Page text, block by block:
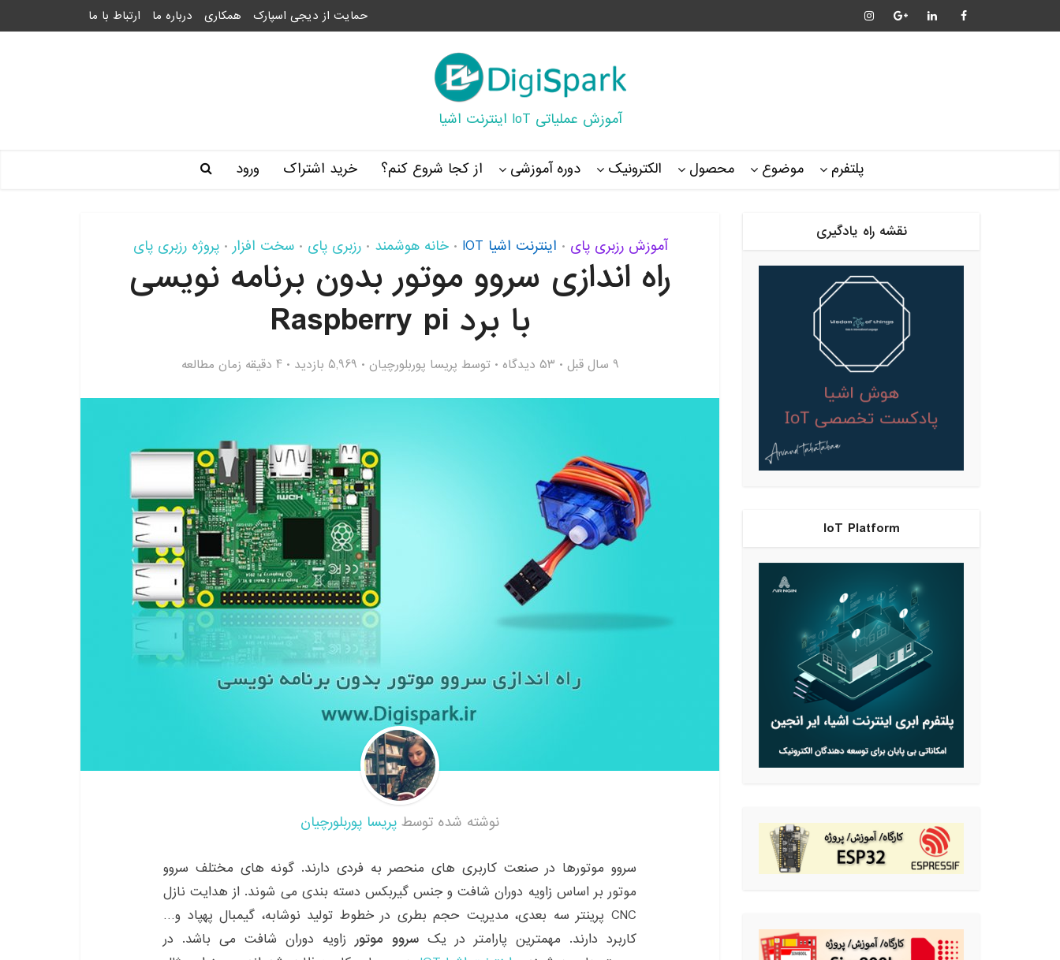
حمایت از دیجی اسپارک همکاری درباره ما ارتباط با ما
آموزش عملیاتی IoT اینترنت اشیا
پلتفرم موضوع محصول الکترونیک دوره آموزشی از کجا شروع کنم؟ خرید اشتراک ورود
آموزش رزبری پای • اینترنت اشیا IOT • خانه هوشمند • رزبری پای • سخت افزار • پروژه رزبری پای
راه اندازی سروو موتور بدون برنامه نویسی
با برد Raspberry pi
9 سال قبل ۵۳ دیدگاه توسط پریسا پوربلورچیان 5,969 بازدید 4 دقیقه زمان مطالعه
نوشته شده توسط پریسا پوربلورچیان
سروو موتورها در صنعت کاربری های منحصر به فردی دارند. گونه های مختلف سروو
موتور بر اساس زاویه دوران شافت و جنس گیربکس دسته بندی می شوند. از هدایت نازل
CNC پرینتر سه بعدی، مدیریت حجم بطری در خطوط تولید نوشابه، گیمبال پهپاد و…
کاربرد دارند. مهمترین پارامتر در یک سروو موتور زاویه دوران شافت می باشد. در
نقشه راه یادگیری
IoT Platform